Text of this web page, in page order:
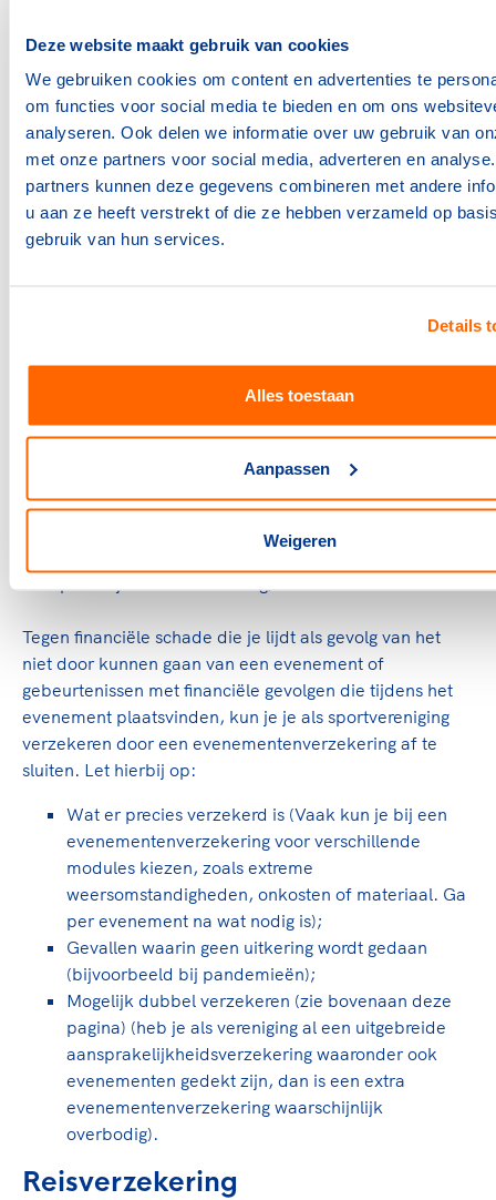
Deze website maakt gebruik van cookies
We gebruiken cookies om content en advertenties te
om functies voor social media te bieden en om ons
analyseren. Ook delen we informatie over uw gebruik van
met onze partners voor social media, adverteren en
partners kunnen deze gegevens combineren met andere
u aan ze heeft verstrekt of die ze hebben verzameld op
gebruik van hun services.
Details
Alles toestaan
Aanpassen
Weigeren
zorgen dat de sportvereniging weer compleet kan
functioneren).
Evenementenverzekering
Organiseer je als sportclub evenementen, dan loop je
het risico dat deze evenementen plotseling niet door
kunnen gaan. De schade die je als vereniging hierdoor
lijdt, varieert: een kleinschalig clubfeest dat last minute
Ook kunnen er tijdens het evenement situaties
voorvallen waarbij schade ontstaat. Denk hierbij aan
gevolg. Als vereniging wil je uiteraard niet zelf voor die
schade op hoeven te draaien, mocht de vereniging
aansprakelijk blijken. In een dergelijk geval kan een
evenementenverzekering (of uitgebreide
Tegen financiële schade die je lijdt als gevolg van het
niet door kunnen gaan van een evenement of
gebeurtenissen met financiële gevolgen die tijdens het
evenement plaatsvinden, kun je je als sportvereniging
verzekeren door een evenementenverzekering af te
sluiten. Let hierbij op:
Wat er precies verzekerd is (Vaak kun je bij een
evenementenverzekering voor verschillende
modules kiezen, zoals extreme
weersomstandigheden, onkosten of materiaal. Ga
per evenement na wat nodig is);
Gevallen waarin geen uitkering wordt gedaan
(bijvoorbeeld bij pandemieën);
Mogelijk dubbel verzekeren (zie bovenaan deze
pagina) (heb je als vereniging al een uitgebreide
aansprakelijkheidsverzekering waaronder ook
evenementen gedekt zijn, dan is een extra
evenementenverzekering waarschijnlijk
overbodig).
Reisverzekering